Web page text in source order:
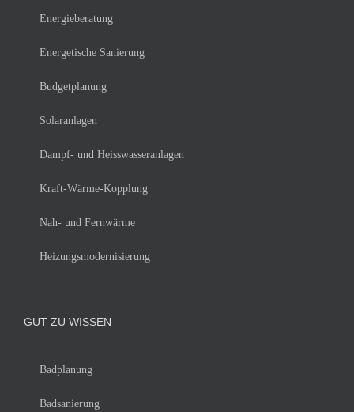
Energieberatung
Energetische Sanierung
Budgetplanung
Solaranlagen
Dampf- und Heisswasseranlagen
Kraft-Wärme-Kopplung
Nah- und Fernwärme
Heizungsmodernisierung
GUT ZU WISSEN
Badplanung
Badsanierung